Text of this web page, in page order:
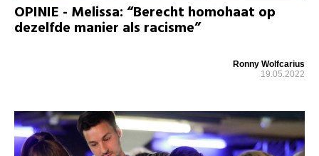
OPINIE - Melissa: “Berecht homohaat op
dezelfde manier als racisme”
Ronny Wolfcarius
19.05.2022